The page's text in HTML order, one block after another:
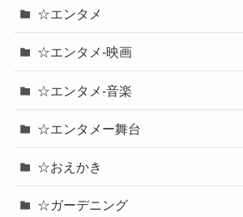
☆エンタメ
☆エンタメ-映画
☆エンタメ-音楽
☆エンタメー舞台
☆おえかき
☆ガーデニング